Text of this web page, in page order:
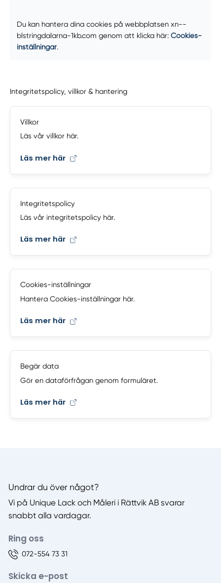
Du kan hantera dina cookies på webbplatsen xn--
blstringdalarna-1kb.com genom att klicka här: Cookies-
inställningar.
Integritetspolicy, villkor & hantering
Villkor
Läs vår villkor här.
Läs mer här
Integritetspolicy
Läs vår integritetspolicy här.
Läs mer här
Cookies-inställningar
Hantera Cookies-inställningar här.
Läs mer här
Begär data
Gör en dataförfrågan genom formuläret.
Läs mer här
Undrar du över något?
Vi på Unique Lack och Måleri i Rättvik AB svarar
snabbt alla vardagar.
Ring oss
072-554 73 31
Skicka e-post